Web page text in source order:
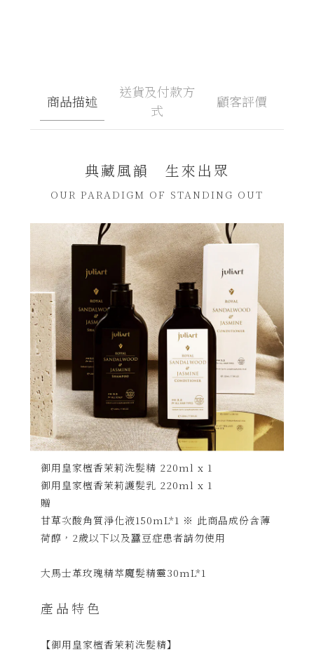
商品描述
送貨及付款方
式
顧客評價
典藏風韻 生來出眾
OUR PARADIGM OF STANDING OUT
組合內容
御用皇家檀香茉莉洗髮精 220ml x 1
御用皇家檀香茉莉護髮乳 220ml x 1
贈
甘草次酸角質淨化液150mL*1 ※ 此商品成份含薄
荷醇，2歲以下以及蠶豆症患者請勿使用
大馬士革玫瑰精萃魔髮精靈30mL*1
產品特色
【御用皇家檀香茉莉洗髮精】